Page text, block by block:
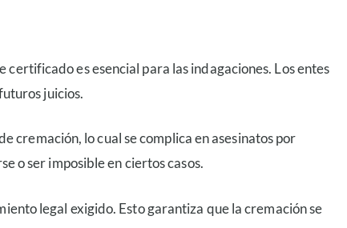
es esencial para las indagaciones. Los entes
juicios.
cremación, lo cual se complica en asesinatos por
o ser imposible en ciertos casos.
legal exigido. Esto garantiza que la cremación se